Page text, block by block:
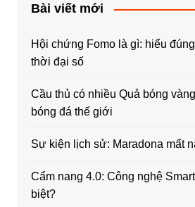
Bài viết mới
Hội chứng Fomo là gì: hiểu
thời đại số
Cầu thủ có nhiều Quả bóng
bóng đá thế giới
Sự kiện lịch sử: Maradona mất
Cẩm nang 4.0: Công nghệ
biệt?